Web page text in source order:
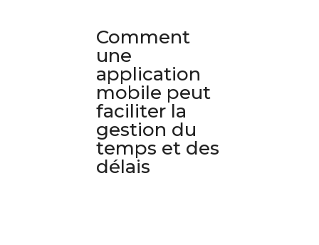
Comment
une
application
mobile peut
faciliter la
gestion du
temps et des
délais